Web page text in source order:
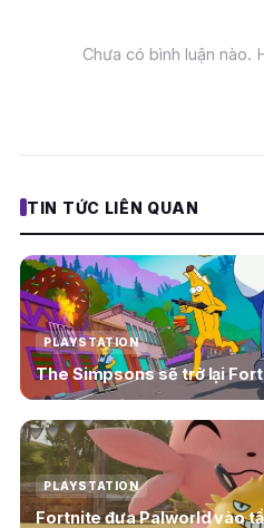
Chưa có bình luận nào.
TIN TỨC LIÊN QUAN
PLAYSTATION
The Simpsons sẽ trở lại
PLAYSTATION
Fortnite đưa Palworld vào